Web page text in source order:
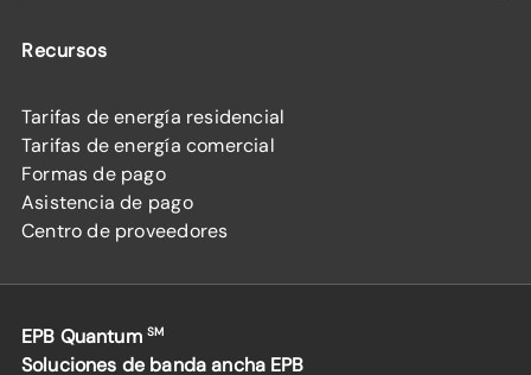
Recursos
Tarifas de energía residencial
Tarifas de energía comercial
Formas de pago
Asistencia de pago
Centro de proveedores
EPB Quantum SM
Soluciones de banda ancha EPB